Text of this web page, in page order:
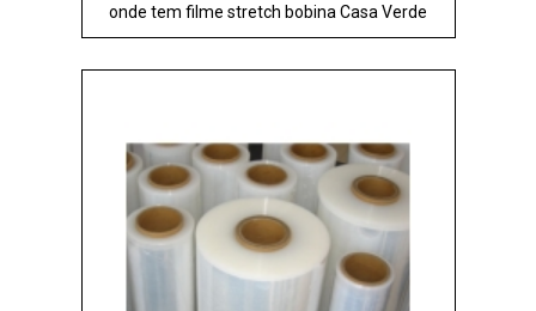
onde tem filme stretch bobina Casa Verde